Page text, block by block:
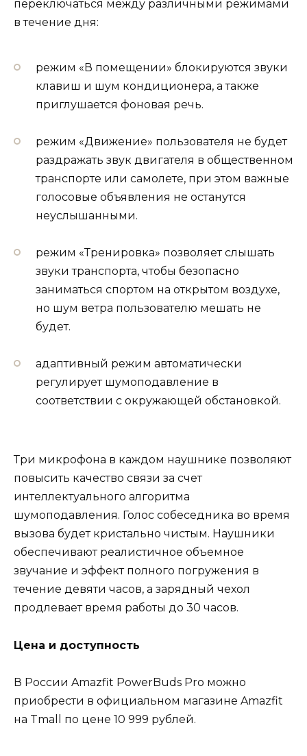
переключаться между различными режимами
в течение дня:
режим «В помещении» блокируются звуки
клавиш и шум кондиционера, а также
приглушается фоновая речь.
режим «Движение» пользователя не будет
раздражать звук двигателя в общественном
транспорте или самолете, при этом важные
голосовые объявления не останутся
неуслышанными.
режим «Тренировка» позволяет слышать
звуки транспорта, чтобы безопасно
заниматься спортом на открытом воздухе,
но шум ветра пользователю мешать не
будет.
адаптивный режим автоматически
регулирует шумоподавление в
соответствии с окружающей обстановкой.
Три микрофона в каждом наушнике позволяют
повысить качество связи за счет
интеллектуального алгоритма
шумоподавления. Голос собеседника во время
вызова будет кристально чистым. Наушники
обеспечивают реалистичное объемное
звучание и эффект полного погружения в
течение девяти часов, а зарядный чехол
продлевает время работы до 30 часов.
Цена и доступность
В России Amazfit PowerBuds Pro можно
приобрести в официальном магазине Amazfit
на Tmall по цене 10 999 рублей.